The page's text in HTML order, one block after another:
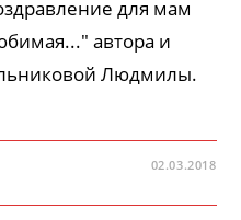
для мам
автора и
Людмилы.
02.03.2018